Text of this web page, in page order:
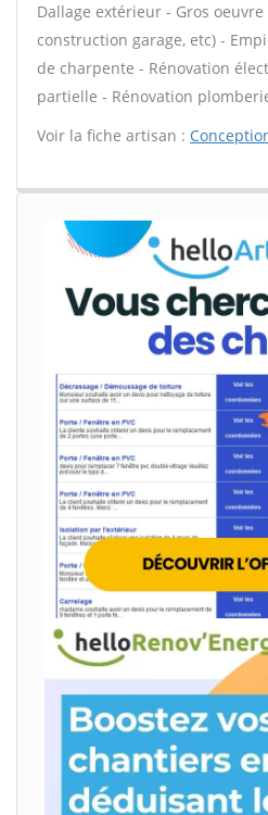
Dallage extérieur - Gros
construction garage, etc) -
de charpente - Rénovation
partielle - Rénovation
Voir la fiche artisan :